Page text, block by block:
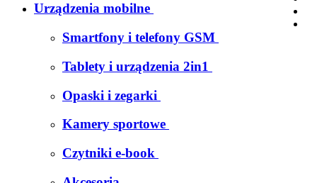
Urządzenia mobilne
Smartfony i telefony GSM
Tablety i urządzenia 2in1
Opaski i zegarki
Kamery sportowe
Czytniki e-book